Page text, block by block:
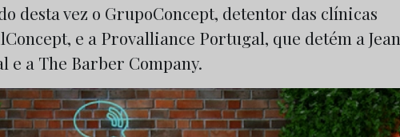
desta vez o GrupoConcept, detentor das clínicas
e a Provalliance Portugal, que detém a Jean
e a The Barber Company.